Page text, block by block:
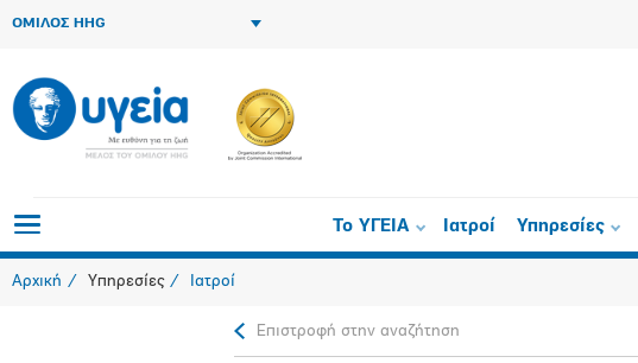
ΟΜΙΛΟΣ HHG
Το ΥΓΕΙΑ Ιατροί Υπηρεσίες
Αρχική Υπηρεσίες Ιατροί
Επιστροφή στην αναζήτηση